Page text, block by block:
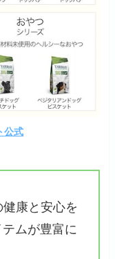
公式
康と安心を
ムが豊富に